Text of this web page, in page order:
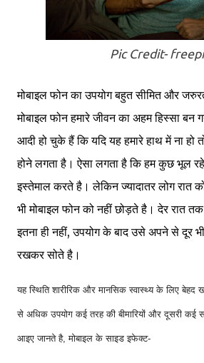
Pic Credit-
मोबाइल फोन का उपयोग बहुत सीमित और
मोबाइल फोन हमारे जीवन का अहम हिस्सा
आदी हो चुके हैं कि यदि यह हमारे हाथ में ना हो
होने लगता है। ऐसा लगता है कि हम कुछ भूल
इस्तेमाल करते है। लेकिन ज्यादातर लोग रात
भी मोबाइल फोन को नहीं छोड़ते है। देर रात
इतना ही नहीं, उपयोग के बाद उसे अपने से दूर
रखकर सोते है।
यह स्थिति शारीरिक और मानसिक स्वास्थ्य के लिए बेहद
से अधिक उपयोग कई तरह की बीमारियों और दूसरी कई
आइए जानते है, मोबाइल के साइड इफेक्ट-